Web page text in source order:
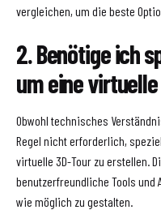
vergleichen, um die beste
2. Benötige ich
um eine
Obwohl technisches
Regel nicht erforderlich,
virtuelle 3D-Tour zu erstellen.
benutzerfreundliche Tools und
wie möglich zu gestalten.